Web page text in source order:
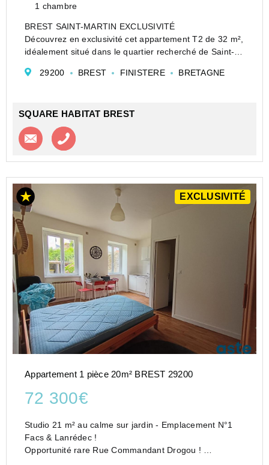
1 chambre
BREST SAINT-MARTIN EXCLUSIVITÉ
Découvrez en exclusivité cet appartement T2 de 32 m²,
idéalement situé dans le quartier recherché de Saint-
commodités du centre-ville. Ce bien se compose d'une
29200 BREST FINISTERE BRETAGNE
SQUARE HABITAT BREST
Contacter l'agence
EXCLUSIVITÉ
Appartement 1 pièce 20m² BREST 29200
72 300€
Studio 21 m² au calme sur jardin - Emplacement N°1
Facs & Lanrédec !
Opportunité rare Rue Commandant Drogou !